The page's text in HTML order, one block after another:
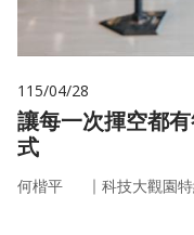
115/04/28
讓每一次揮空都
式
何楷平 ｜ 科技大觀園